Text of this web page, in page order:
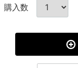
購入数